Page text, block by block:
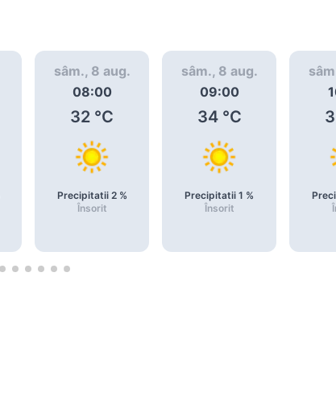
sâm., 8 aug.
08:00
32 °C
Precipitatii 2%
Însorit
sâm., 8 aug.
09:00
34°C
Precipitatii 1 %
Însorit